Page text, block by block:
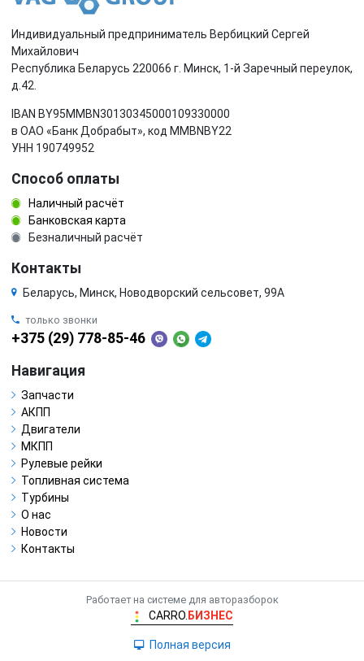
Индивидуальный предприниматель Вербицкий Сергей
Михайлович
Республика Беларусь 220066 г. Минск, 1-й Заречный переулок,
д.42.
IBAN BY95MMBN30130345000109330000
в ОАО «Банк Добрабыт», код MMBNBY22
УНН 190749952
Способ оплаты
Наличный расчёт
Банковская карта
Безналичный расчёт
Контакты
Беларусь, Минск, Новодворский сельсовет, 99А
только звонки
+375 (29) 778-85-46
Навигация
Запчасти
АКПП
Двигатели
МКПП
Рулевые рейки
Топливная система
Турбины
О нас
Новости
Контакты
Работает на системе для авторазборок
CARRO. БИЗНЕС
Полная версия